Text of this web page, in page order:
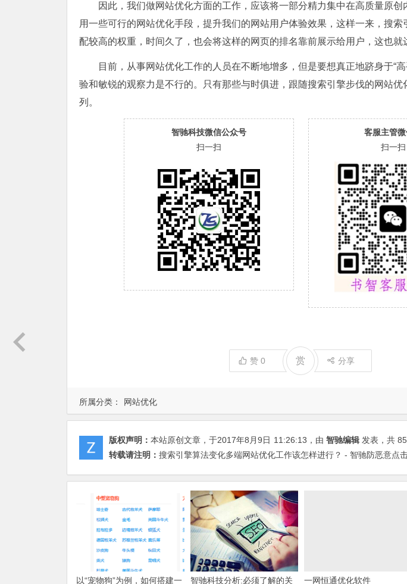
所属分类： 网站优化
因此，我们做网站优化方面的工作，应该将一部分精力集中在高质量原创
用一些可行的网站优化手段，提升我们的网站用户体验效果，这样一来，搜索
配较高的权重，时间久了，也会将这样的网页的排名靠前展示给用户，这也就
目前，从事网站优化工作的人员在不断地增多，但是要想真正地跻身于“
验和敏锐的观察力是不行的。只有那些与时俱进，跟随搜索引擎步伐的网站优
列。
智驰科技微信公众号
扫一扫
客服主管
扫一扫
赞 0 赏 分享
版权声明： 本站原创文章，于2017年8月9日 11:26:13 ，由 智驰编辑 发表，共
转载请注明： 搜索引擎算法变化多端网站优化工作该怎样进行？ - 智驰防恶意点
以“宠物狗”为例，如何搭建一
智驰科技分析:必须了解的关
一网恒通优化软件